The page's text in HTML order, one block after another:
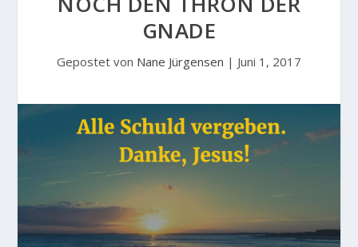
GNADE
Gepostet von Nane Jürgensen | Juni 1, 2017